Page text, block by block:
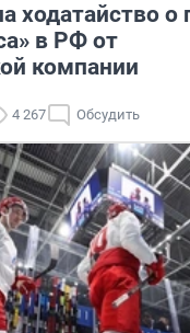
ходатайство о
в РФ от
компании
4 267 Обсудить